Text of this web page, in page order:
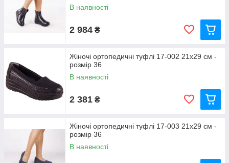
В наявності
2 984 ₴
Жіночі ортопедичні туфлі 17-002 21x29 см -
розмір 36
В наявності
2 381 ₴
Жіночі ортопедичні туфлі 17-003 21x29 см -
розмір 36
В наявності